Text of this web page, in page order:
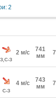
2
З,С-З
2 м/с
741
мм
С-З
4 м/с
743
мм